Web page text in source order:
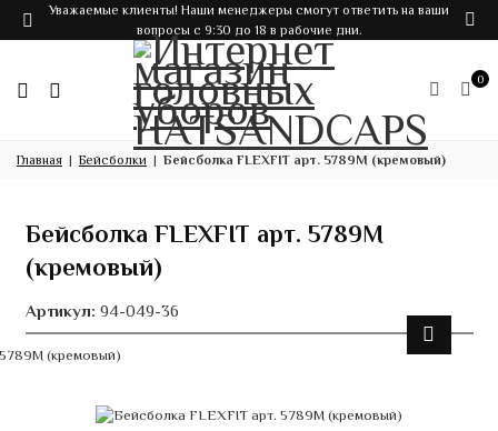
Уважаемые клиенты! Наши менеджеры смогут ответить на ваши
вопросы с 9:30 до 18 в рабочие дни.
0
Главная Бейсболки Бейсболка FLEXFIT арт. 5789M (кремовый)
Бейсболка FLEXFIT арт. 5789M
(кремовый)
Артикул: 94-049-36